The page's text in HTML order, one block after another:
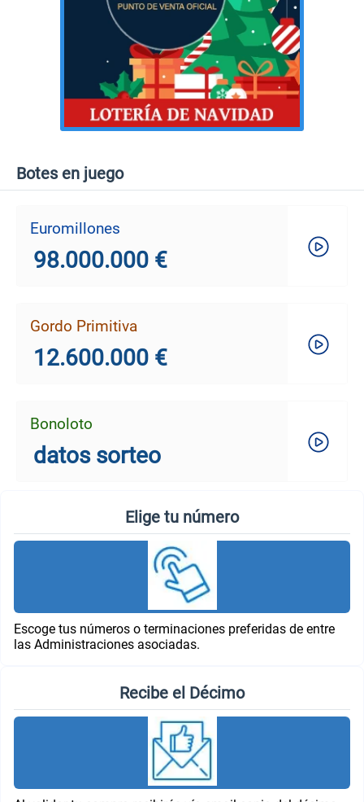
Botes en juego
Euromillones
98.000.000 €
Gordo Primitiva
12.600.000 €
Bonoloto
datos sorteo
Elige tu número
Escoge tus números o terminaciones preferidas de entre
las Administraciones asociadas.
Recibe el Décimo